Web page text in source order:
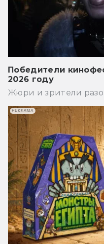
Победители
2026 году
Жюри и зрители
РЕКЛАМА